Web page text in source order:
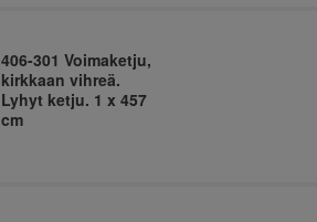
406-301 Voimaketju,
kirkkaan vihreä.
Lyhyt ketju. 1 x 457
cm